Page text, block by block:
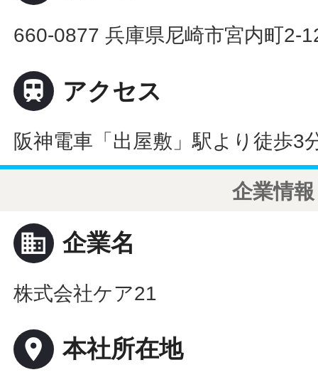
660-0877 兵庫県尼崎市宮内町2-
 アクセス
阪神電車「出屋敷」駅より徒歩3
企業情報
business 企業名
株式会社ケア21
place 本社所在地